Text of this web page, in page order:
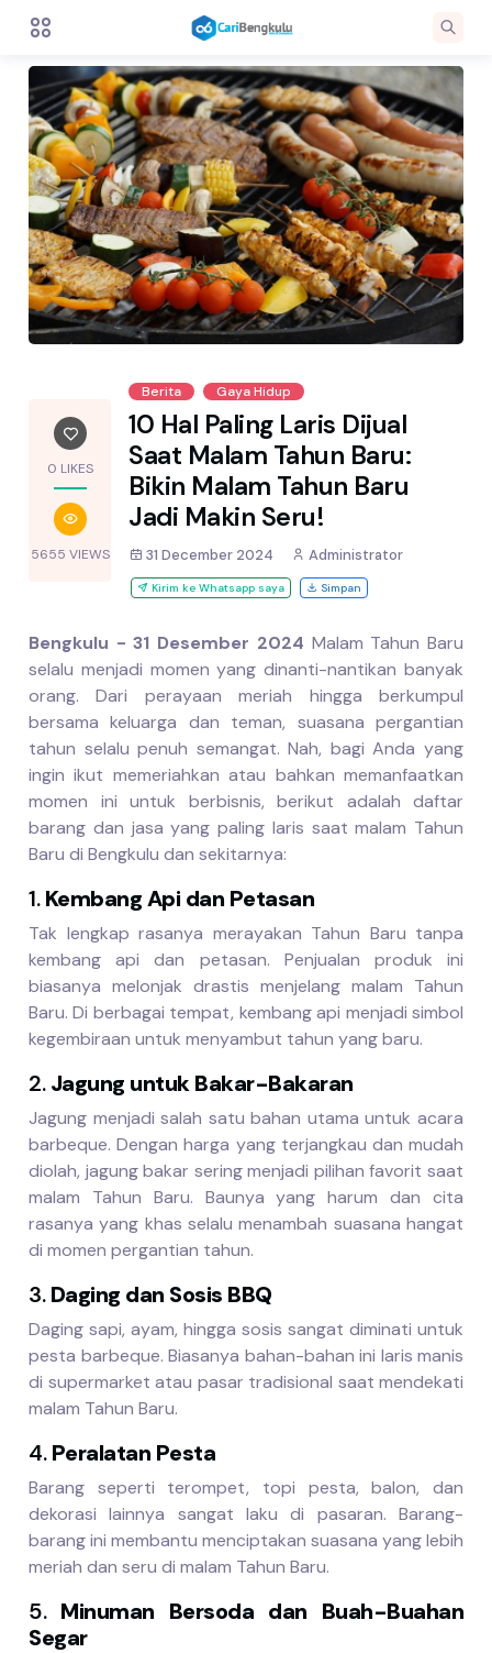
0 LIKES
5655 VIEWS
Berita Gaya Hidup
10 Hal Paling Laris Dijual
Saat Malam Tahun Baru:
Bikin Malam Tahun Baru
Jadi Makin Seru!
31 December 2024 Administrator
Kirim ke Whatsapp saya Simpan
Bengkulu - 31 Desember 2024 Malam Tahun Baru
selalu menjadi momen yang dinanti-nantikan banyak
orang. Dari perayaan meriah hingga berkumpul
bersama keluarga dan teman, suasana pergantian
tahun selalu penuh semangat. Nah, bagi Anda yang
ingin ikut memeriahkan atau bahkan memanfaatkan
momen ini untuk berbisnis, berikut adalah daftar
barang dan jasa yang paling laris saat malam Tahun
Baru di Bengkulu dan sekitarnya:
1.Kembang Api dan Petasan
Tak lengkap rasanya merayakan Tahun Baru tanpa
kembang api dan petasan. Penjualan produk ini
biasanya melonjak drastis menjelang malam Tahun
Baru. Di berbagai tempat, kembang api menjadi simbol
kegembiraan untuk menyambut tahun yang baru.
2.Jagung untuk Bakar-Bakaran
Jagung menjadi salah satu bahan utama untuk acara
barbeque. Dengan harga yang terjangkau dan mudah
diolah, jagung bakar sering menjadi pilihan favorit saat
malam Tahun Baru. Baunya yang harum dan cita
rasanya yang khas selalu menambah suasana hangat
di momen pergantian tahun.
3.Daging dan Sosis BBQ
Daging sapi, ayam, hingga sosis sangat diminati untuk
pesta barbeque. Biasanya bahan-bahan ini laris manis
di supermarket atau pasar tradisional saat mendekati
malam Tahun Baru.
4.Peralatan Pesta
Barang seperti terompet, topi pesta, balon, dan
dekorasi lainnya sangat laku di pasaran. Barang-
barang ini membantu menciptakan suasana yang lebih
meriah dan seru di malam Tahun Baru.
5. Minuman Bersoda dan Buah-Buahan
Segar